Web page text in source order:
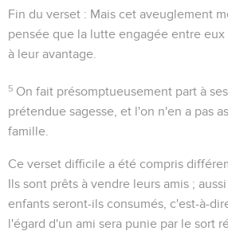
Fin du verset : Mais cet aveuglement
pensée que la lutte engagée entre
à leur avantage.
5 On fait présomptueusement part à
prétendue sagesse, et l'on n'en a pas
famille.
Ce verset difficile a été compris
Ils sont prêts à vendre leurs amis ;
enfants seront-ils consumés, c'est-à-
l'égard d'un ami sera punie par le sort